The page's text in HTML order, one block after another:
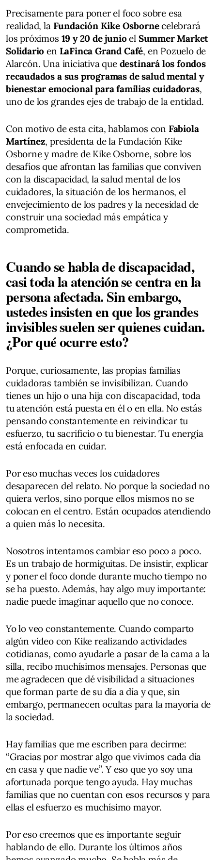
Precisamente para poner el foco sobre esa
realidad, la Fundación Kike Osbornecelebrará
los próximos 19 y 20 de junioel Summer Market
Solidario en LaFinca Grand Café, en Pozuelo de
Alarcón. Una iniciativa que destinará los fondos
recaudados a sus programas de salud mental y
bienestar emocional para familias cuidadoras,
uno de los grandes ejes de trabajo de la entidad.
Con motivo de esta cita, hablamos con Fabiola
Martínez, presidenta de la Fundación Kike
Osborne y madre de Kike Osborne, sobre los
desafíos que afrontan las familias que conviven
con la discapacidad, la salud mental de los
cuidadores, la situación de los hermanos, el
envejecimiento de los padres y la necesidad de
construir una sociedad más empática y
comprometida.
Cuando se habla de discapacidad,
casi toda la atención se centra en la
persona afectada. Sin embargo,
ustedes insisten en que los grandes
invisibles suelen ser quienes cuidan.
¿Por qué ocurre esto?
Porque, curiosamente, las propias familias
cuidadoras también se invisibilizan. Cuando
tienes un hijo o una hija con discapacidad, toda
tu atención está puesta en él o en ella. No estás
pensando constantemente en reivindicar tu
esfuerzo, tu sacrificio o tu bienestar. Tu energía
está enfocada en cuidar.
Por eso muchas veces los cuidadores
desaparecen del relato. No porque la sociedad no
quiera verlos, sino porque ellos mismos no se
colocan en el centro. Están ocupados atendiendo
a quien más lo necesita.
Nosotros intentamos cambiar eso poco a poco.
Es un trabajo de hormiguitas. De insistir, explicar
y poner el foco donde durante mucho tiempo no
se ha puesto. Además, hay algo muy importante:
nadie puede imaginar aquello que no conoce.
Yo lo veo constantemente. Cuando comparto
algún vídeo con Kike realizando actividades
cotidianas, como ayudarle a pasar de la cama a la
silla, recibo muchísimos mensajes. Personas que
me agradecen que dé visibilidad a situaciones
que forman parte de su día a día y que, sin
embargo, permanecen ocultas para la mayoría de
la sociedad.
Hay familias que me escriben para decirme:
“Gracias por mostrar algo que vivimos cada día
en casa y que nadie ve”. Y eso que yo soy una
afortunada porque tengo ayuda. Hay muchas
familias que no cuentan con esos recursos y para
ellas el esfuerzo es muchísimo mayor.
Por eso creemos que es importante seguir
hablando de ello. Durante los últimos años